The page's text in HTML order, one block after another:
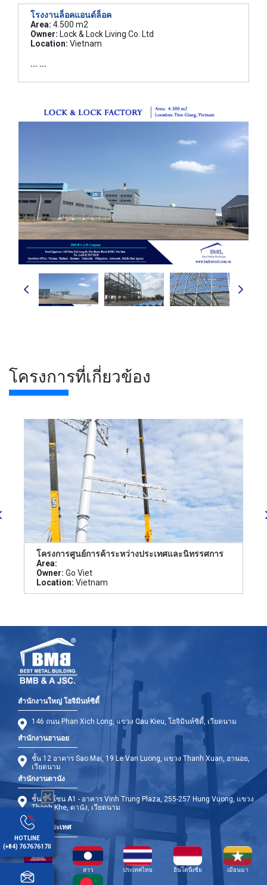
โรงงานล็อคแอนด์ล็อค
Area: 4.500 m2
Owner: Lock & Lock Living Co. Ltd
Location: Vietnam
``` ```
โครงการที่เกี่ยวข้อง
โครงการศูนย์การค้าระหว่างประเทศและนิทรรศการ
Area:
Owner: Go Viet
Location: Vietnam
สำนักงานใหญ่ โฮจิมินห์ซิตี้
146 ถนน Phan Xich Long, แขวง Cau Kieu, โฮจิมินห์ซิตี้, เวียดนาม
สำนักงานฮานอย
ชั้น 12 อาคาร Sao Mai, 19 Le Van Luong, แขวง Thanh Xuan, ฮานอย,
เวียดนาม
สำนักงานดานัง
ชั้น 9 - โซน A1 - อาคาร Vinh Trung Plaza, 255-257 Hung Vuong, แขวง
Thanh Khe, ดานัง, เวียดนาม
สาขาต่างประเทศ
กัมพูชา ลาว ประเทศไทย อินโดนีเซีย เมียนมา
HOTLINE
(+84) 767676170